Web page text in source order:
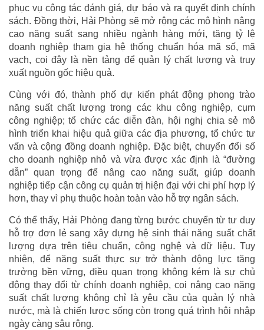
phục vụ công tác đánh giá, dự báo và ra quyết định chính
sách. Đồng thời, Hải Phòng sẽ mở rộng các mô hình nâng
cao năng suất sang nhiều ngành hàng mới, tăng tỷ lệ
doanh nghiệp tham gia hệ thống chuẩn hóa mã số, mã
vạch, coi đây là nền tảng để quản lý chất lượng và truy
xuất nguồn gốc hiệu quả.
Cùng với đó, thành phố dự kiến phát động phong trào
năng suất chất lượng trong các khu công nghiệp, cụm
công nghiệp; tổ chức các diễn đàn, hội nghị chia sẻ mô
hình triển khai hiệu quả giữa các địa phương, tổ chức tư
vấn và cộng đồng doanh nghiệp. Đặc biệt, chuyển đổi số
cho doanh nghiệp nhỏ và vừa được xác định là “đường
dẫn” quan trọng để nâng cao năng suất, giúp doanh
nghiệp tiếp cận công cụ quản trị hiện đại với chi phí hợp lý
hơn, thay vì phụ thuộc hoàn toàn vào hỗ trợ ngân sách.
Có thể thấy, Hải Phòng đang từng bước chuyển từ tư duy
hỗ trợ đơn lẻ sang xây dựng hệ sinh thái năng suất chất
lượng dựa trên tiêu chuẩn, công nghệ và dữ liệu. Tuy
nhiên, để năng suất thực sự trở thành động lực tăng
trưởng bền vững, điều quan trọng không kém là sự chủ
động thay đổi từ chính doanh nghiệp, coi nâng cao năng
suất chất lượng không chỉ là yêu cầu của quản lý nhà
nước, mà là chiến lược sống còn trong quá trình hội nhập
ngày càng sâu rộng.